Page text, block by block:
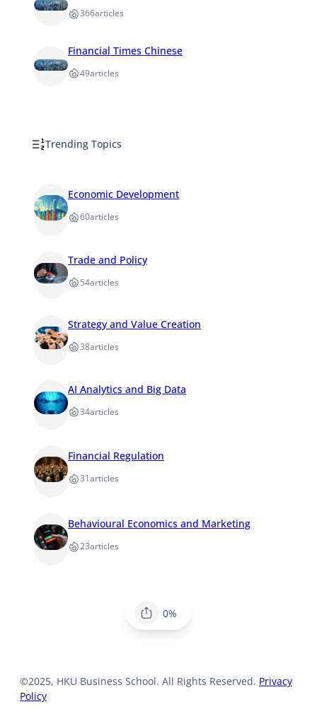
366articles
Financial Times Chinese
49articles
Trending Topics
Economic Development
60articles
Trade and Policy
54articles
Strategy and Value Creation
38articles
AI Analytics and Big Data
34articles
Financial Regulation
31articles
Behavioural Economics and Marketing
23articles
0%
©2025, HKU Business School. All Rights Reserved. Privacy
Policy